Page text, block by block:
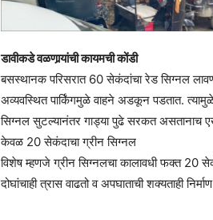
डावीकडे वळणार्‍यांची कायमची कोंडी
बसस्थानक परिसरात 60 सेकंदांचा रेड सिग्नल
अव्यवस्थित पार्किंगमुळे वाहने अडकून पडतात.
सिग्नल सुटल्यानंतर गाड्या पुढे सरकत असतानाच
केवळ 20 सेकंदाचा ग्रीन सिग्नल
विशेष म्हणजे ग्रीन सिग्नलचा कालावधी फक्त 20
दोघांचाही त्रास वाढतो व अपघाताची शक्यताही